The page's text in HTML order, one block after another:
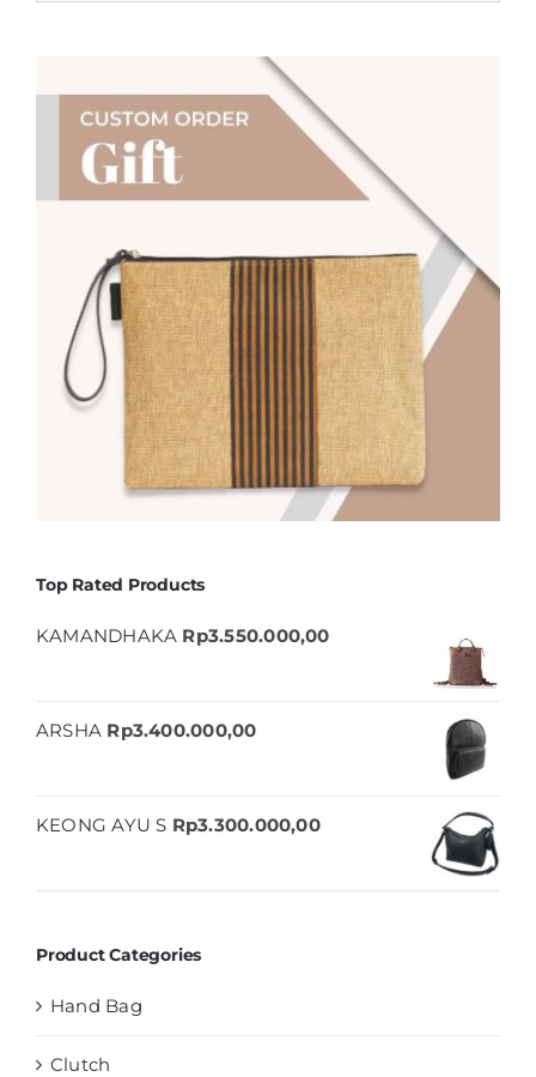
Top Rated Products
KAMANDHAKA Rp3.550.000,00
ARSHA Rp3.400.000,00
KEONG AYU S Rp3.300.000,00
Product Categories
Hand Bag
Clutch